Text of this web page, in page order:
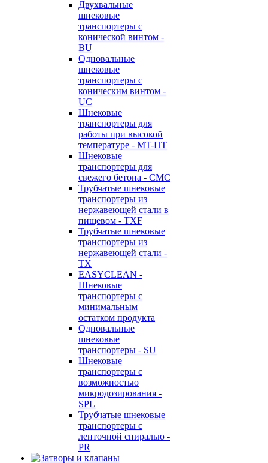
Двухвальные
шнековые
транспортеры с
конической винтом -
BU
Одновальные
шнековые
транспортеры с
коническим винтом -
UC
Шнековые
транспортеры для
работы при высокой
температуре - MT-HT
Шнековые
транспортеры для
свежего бетона - CMC
Трубчатые шнековые
транспортеры из
нержавеющей стали в
пищевом - TXF
Трубчатые шнековые
транспортеры из
нержавеющей стали -
TX
EASYCLEAN -
Шнековые
транспортеры с
минимальным
остатком продукта
Одновальные
шнековые
транспортеры - SU
Шнековые
транспортеры с
возможностью
микродозирования -
SPL
Трубчатые шнековые
транспортеры с
ленточной спиралью -
PR